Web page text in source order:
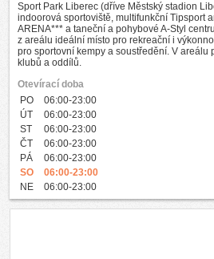
Sport Park Liberec (dříve Městský stadion
indoorová sportoviště, multifunkční Tipsport
ARENA*** a taneční a pohybové A-Styl
z areálu ideální místo pro rekreační i
pro sportovní kempy a soustředění. V areálu
klubů a oddílů.
Otevírací doba
PO
06:00-23:00
ÚT
06:00-23:00
ST
06:00-23:00
ČT
06:00-23:00
PÁ
06:00-23:00
SO
06:00-23:00
NE
06:00-23:00